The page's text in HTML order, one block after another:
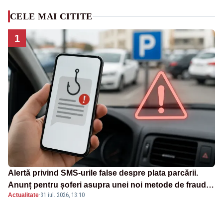
CELE MAI CITITE
1
Alertă privind SMS-urile false despre plata parcării.
Anunț pentru șoferi asupra unei noi metode de fraudă
Actualitate·31 iul. 2026, 13:10